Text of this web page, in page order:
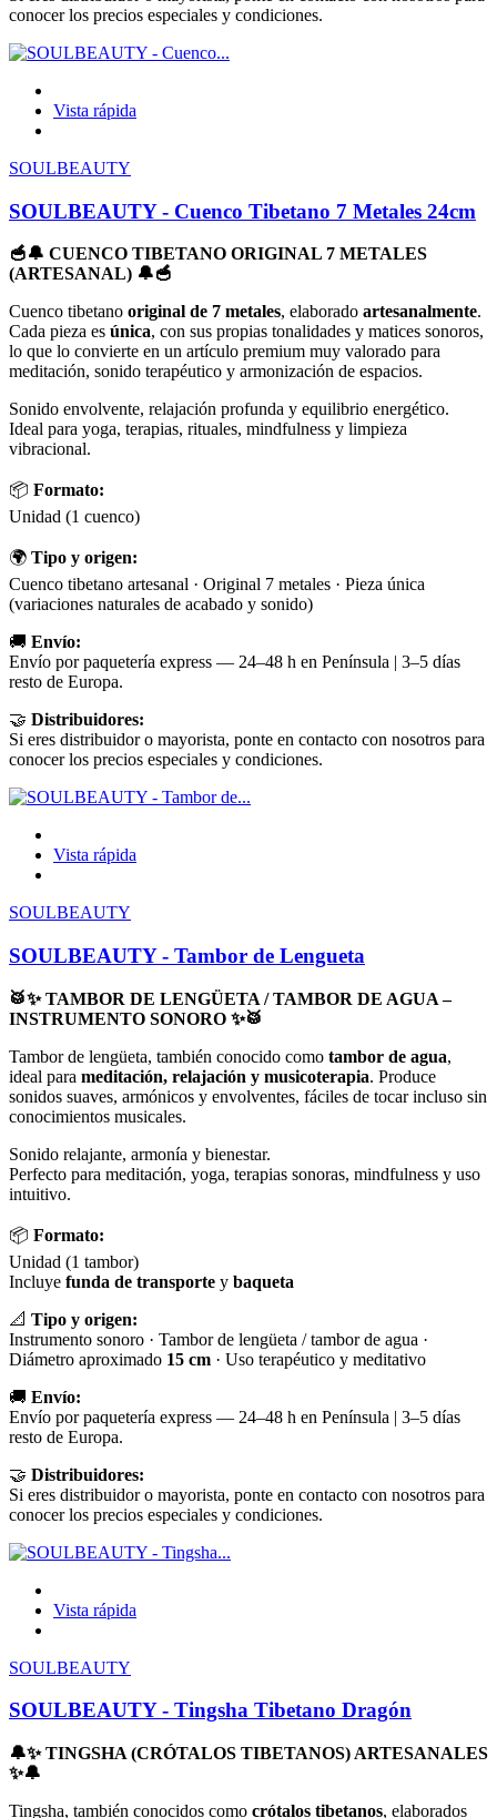
conocer los precios especiales y condiciones.
Vista rápida
SOULBEAUTY
SOULBEAUTY - Cuenco Tibetano 7 Metales 24cm
🥣🔔 CUENCO TIBETANO ORIGINAL 7 METALES
(ARTESANAL) 🔔🥣
Cuenco tibetano original de 7 metales, elaborado artesanalmente.
Cada pieza es única, con sus propias tonalidades y matices sonoros,
lo que lo convierte en un artículo premium muy valorado para
meditación, sonido terapéutico y armonización de espacios.
Sonido envolvente, relajación profunda y equilibrio energético.
Ideal para yoga, terapias, rituales, mindfulness y limpieza
vibracional.
📦 Formato:
Unidad (1 cuenco)
🌍 Tipo y origen:
Cuenco tibetano artesanal · Original 7 metales · Pieza única
(variaciones naturales de acabado y sonido)
🚚 Envío:
Envío por paquetería express — 24–48 h en Península | 3–5 días
resto de Europa.
🤝 Distribuidores:
Si eres distribuidor o mayorista, ponte en contacto con nosotros para
conocer los precios especiales y condiciones.
Vista rápida
SOULBEAUTY
SOULBEAUTY - Tambor de Lengueta
🥁✨ TAMBOR DE LENGÜETA / TAMBOR DE AGUA –
INSTRUMENTO SONORO ✨🥁
Tambor de lengüeta, también conocido como tambor de agua,
ideal para meditación, relajación y musicoterapia. Produce
sonidos suaves, armónicos y envolventes, fáciles de tocar incluso sin
conocimientos musicales.
Sonido relajante, armonía y bienestar.
Perfecto para meditación, yoga, terapias sonoras, mindfulness y uso
intuitivo.
📦 Formato:
Unidad (1 tambor)
Incluye funda de transporte y baqueta
📐 Tipo y origen:
Instrumento sonoro · Tambor de lengüeta / tambor de agua ·
Diámetro aproximado 15 cm · Uso terapéutico y meditativo
🚚 Envío:
Envío por paquetería express — 24–48 h en Península | 3–5 días
resto de Europa.
🤝 Distribuidores:
Si eres distribuidor o mayorista, ponte en contacto con nosotros para
conocer los precios especiales y condiciones.
Vista rápida
SOULBEAUTY
SOULBEAUTY - Tingsha Tibetano Dragón
🔔✨ TINGSHA (CRÓTALOS TIBETANOS) ARTESANALES
✨🔔
Tingsha, también conocidos como crótalos tibetanos, elaborados